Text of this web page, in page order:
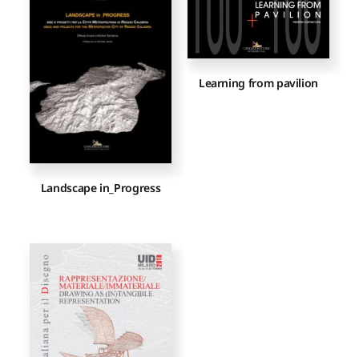
Proposte di pubblicazione
Gangemi Editore
Newsletter
Landscape in_Progress
Learning from pavilion